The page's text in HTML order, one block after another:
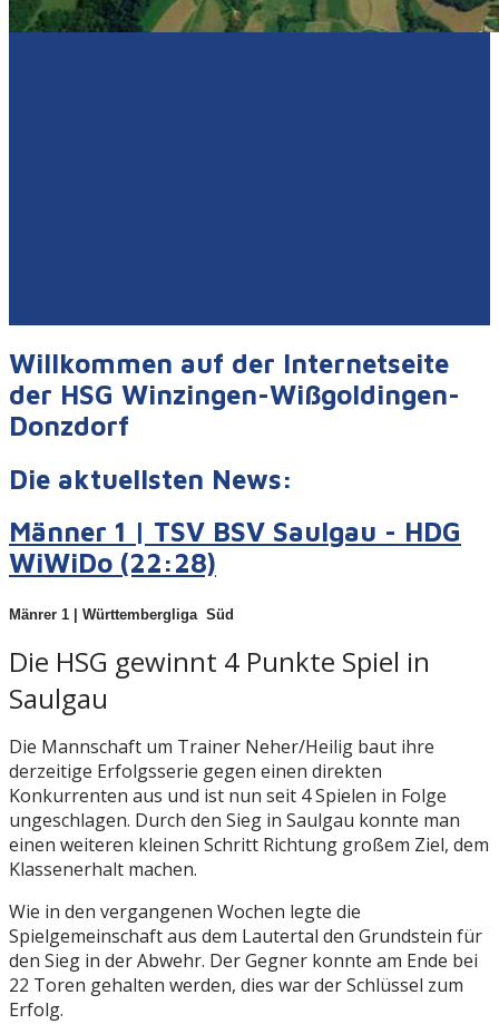
Willkommen auf der Internetseite
der HSG Winzingen-Wißgoldingen-
Donzdorf
Die aktuellsten News:
Männer 1 | TSV BSV Saulgau - HDG
WiWiDo (22:28)
Mänrer 1 | Württembergliga Süd
Die HSG gewinnt 4 Punkte Spiel in
Saulgau
Die Mannschaft um Trainer Neher/Heilig baut ihre
derzeitige Erfolgsserie gegen einen direkten
Konkurrenten aus und ist nun seit 4 Spielen in Folge
ungeschlagen. Durch den Sieg in Saulgau konnte man
einen weiteren kleinen Schritt Richtung großem Ziel, dem
Klassenerhalt machen.
Wie in den vergangenen Wochen legte die
Spielgemeinschaft aus dem Lautertal den Grundstein für
den Sieg in der Abwehr. Der Gegner konnte am Ende bei
22 Toren gehalten werden, dies war der Schlüssel zum
Erfolg.